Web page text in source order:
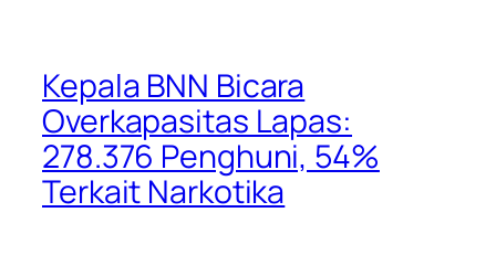
Kepala BNN Bicara
Overkapasitas Lapas:
278.376 Penghuni, 54%
Terkait Narkotika